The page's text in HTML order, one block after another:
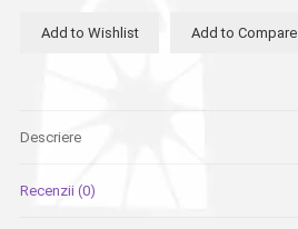
ovalAdd to Wishlist Add to Compare
Descriere
Recenzii (0)